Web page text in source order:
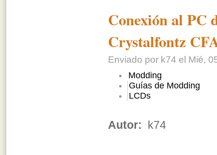
Conexión al PC
Crystalfontz
Enviado por k74 el Mié,
Modding
Guías de Modding
LCDs
Autor: k74